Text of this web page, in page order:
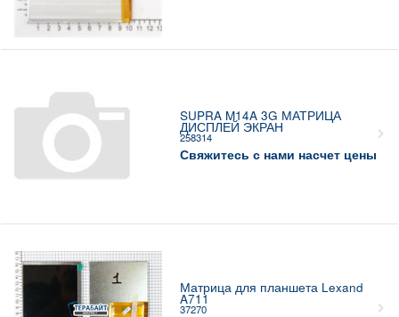
SUPRA M14A 3G МАТРИЦА
ДИСПЛЕЙ ЭКРАН
258314
Свяжитесь с нами насчет цены
Матрица для планшета Lexand
A711
37270